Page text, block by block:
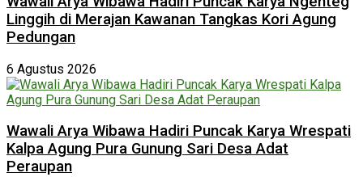
Linggih di Merajan Kawanan Tangkas Kori Agung
Pedungan
6 Agustus 2026
Wawali Arya Wibawa Hadiri Puncak Karya Wrespati
Kalpa Agung Pura Gunung Sari Desa Adat
Peraupan